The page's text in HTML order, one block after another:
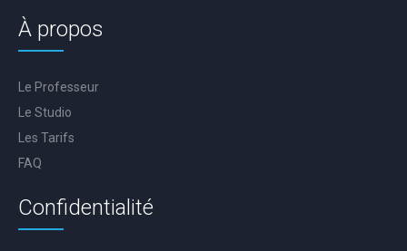
À propos
Le Professeur
Le Studio
Les Tarifs
FAQ
Confidentialité